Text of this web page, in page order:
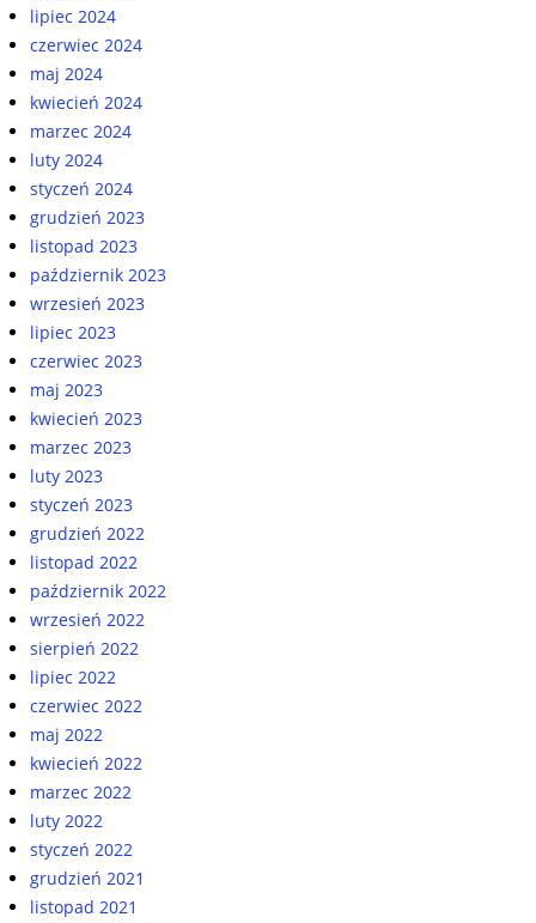
lipiec 2024
czerwiec 2024
maj 2024
kwiecień 2024
marzec 2024
luty 2024
styczeń 2024
grudzień 2023
listopad 2023
październik 2023
wrzesień 2023
lipiec 2023
czerwiec 2023
maj 2023
kwiecień 2023
marzec 2023
luty 2023
styczeń 2023
grudzień 2022
listopad 2022
październik 2022
wrzesień 2022
sierpień 2022
lipiec 2022
czerwiec 2022
maj 2022
kwiecień 2022
marzec 2022
luty 2022
styczeń 2022
grudzień 2021
listopad 2021